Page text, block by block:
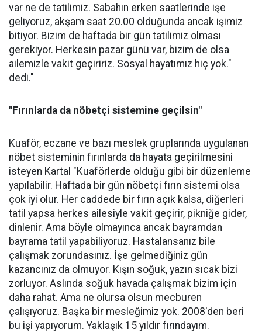
var ne de tatilimiz. Sabahın erken saatlerinde işe
geliyoruz, akşam saat 20.00 olduğunda ancak işimiz
bitiyor. Bizim de haftada bir gün tatilimiz olması
gerekiyor. Herkesin pazar günü var, bizim de olsa
ailemizle vakit geçiririz. Sosyal hayatımız hiç yok."
dedi."
"Fırınlarda da nöbetçi sistemine geçilsin"
Kuaför, eczane ve bazı meslek gruplarında uygulanan
nöbet sisteminin fırınlarda da hayata geçirilmesini
isteyen Kartal "Kuaförlerde olduğu gibi bir düzenleme
yapılabilir. Haftada bir gün nöbetçi fırın sistemi olsa
çok iyi olur. Her caddede bir fırın açık kalsa, diğerleri
tatil yapsa herkes ailesiyle vakit geçirir, pikniğe gider,
dinlenir. Ama böyle olmayınca ancak bayramdan
bayrama tatil yapabiliyoruz. Hastalansanız bile
çalışmak zorundasınız. İşe gelmediğiniz gün
kazancınız da olmuyor. Kışın soğuk, yazın sıcak bizi
zorluyor. Aslında soğuk havada çalışmak bizim için
daha rahat. Ama ne olursa olsun mecburen
çalışıyoruz. Başka bir mesleğimiz yok. 2008'den beri
bu işi yapıyorum. Yaklaşık 15 yıldır fırındayım.